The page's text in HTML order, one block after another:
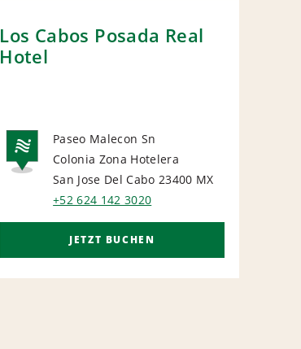
Los Cabos Posada Real
Hotel
NATIONAL
Paseo Malecon Sn
Colonia Zona Hotelera
San Jose Del Cabo 23400 MX
+52 624 142 3020
JETZT BUCHEN